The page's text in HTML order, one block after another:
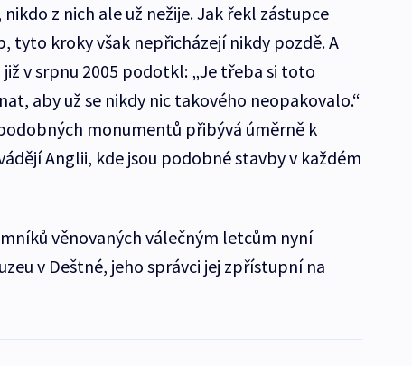
z nich ale už nežije. Jak řekl zástupce
tyto kroky však nepřicházejí nikdy pozdě. A
v srpnu 2005 podotkl: „Je třeba si toto
aby už se nikdy nic takového neopakovalo.“
monumentů přibývá úměrně k
Anglii, kde jsou podobné stavby v každém
věnovaných válečným letcům nyní
v Deštné, jeho správci jej zpřístupní na